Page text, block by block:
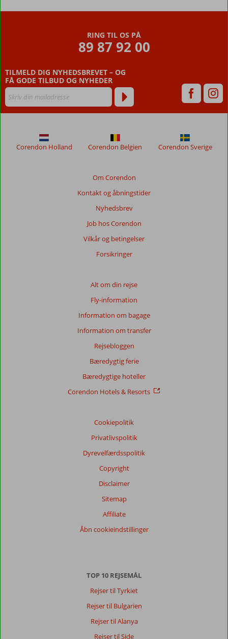
RING TIL OS PÅ
89 87 92 00
TILMELD DIG NYHEDSBREVET – OG
FÅ GODE TILBUD OG NYHEDER
Om Corendon
Kontakt og åbningstider
Nyhedsbrev
Job hos Corendon
Vilkår og betingelser
Forsikringer
Alt om din rejse
Fly-information
Information om bagage
Information om transfer
Rejsebloggen
Bæredygtig ferie
Bæredygtige hoteller
Corendon Hotels & Resorts
Cookiepolitik
Privatlivspolitik
Dyrevelfærdsspolitik
Copyright
Disclaimer
Sitemap
Affiliate
Åbn cookieindstillinger
Corendon Holland Corendon Belgien Corendon Sverige
TOP 10 REJSEMÅL
Rejser til Tyrkiet
Rejser til Bulgarien
Rejser til Alanya
Rejser til Side